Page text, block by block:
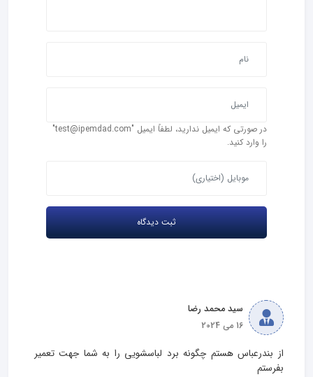
در صورتی که ایمیل ندارید، لطفاً ایمیل "test@ipemdad.com"
را وارد کنید.
سید محمد رضا
16 می 2024
از بندرعباس هستم چگونه برد لباسشویی را به شما جهت تعمیر
بفرستم